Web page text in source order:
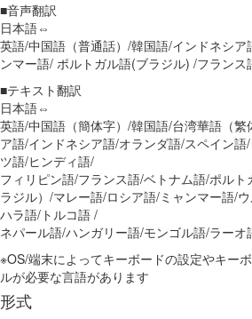
■音声翻訳
日本語⇔
英語/中国語（普通話）/韓国語/インドネシア
ンマー語/ ポルトガル語(ブラジル) /フラン
■テキスト翻訳
日本語⇔
英語/中国語（簡体字）/韓国語/台湾華語（繁
ア語/インドネシア語/オランダ語/スペイン
ツ語/ヒンディ語/
フィリピン語/フランス語/ベトナム語/ポル
ラジル）/マレー語/ロシア語/ミャンマー語/
ハラ語/トルコ語 /
ネパール語/ハンガリー語/モンゴル語/ラーオ
※OS/端末によってキーボードの設定やキー
ルが必要な言語があります
形式